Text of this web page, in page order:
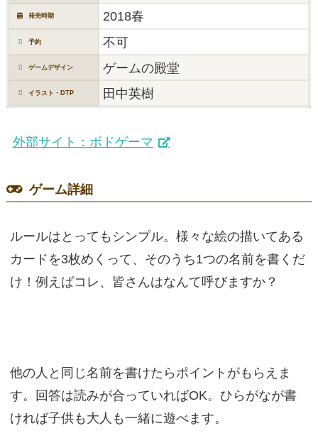
発売時期 2018春
予約 不可
ゲームデザイン ゲームの殿堂
イラスト・DTP 田中英樹
外部サイト：ボドゲーマ
ゲーム詳細
ルールはとってもシンプル。様々な絵の描いてある
カードを3枚めくって、そのうち1つの名前を書くだ
け！例えばコレ、皆さんはなんて呼びますか？
他の人と同じ名前を書けたらポイントがもらえま
す。回答は読みが合っていればOK。ひらがなが書
ければ子供も大人も一緒に遊べます。